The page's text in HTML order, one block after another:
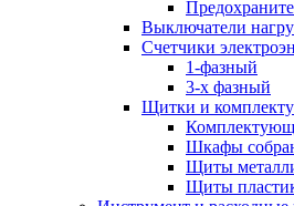
Выключатели
Счетчики
1-фазный
3-х фазный
Щитки и
Шкафы
Щиты
Щиты